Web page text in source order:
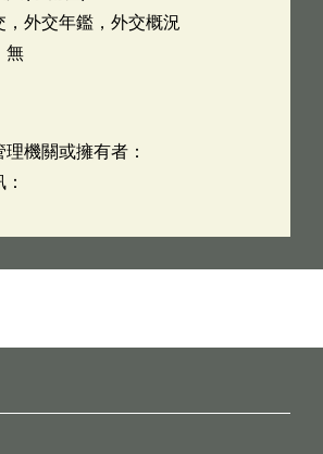
，外交年鑑，外交概況
無
機關或擁有者：